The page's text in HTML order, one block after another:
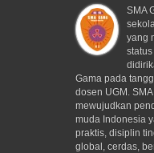
SMA
yang
Gama pada
dosen UGM.
mewujudkan
muda Indonesia
praktis, disiplin
global, cerdas,